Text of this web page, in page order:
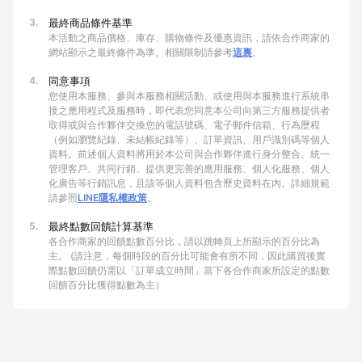
3. 最終商品條件基準
本活動之商品價格、庫存、購物條件及優惠資訊，請依合作商家的
網站顯示之最終條件為準。相關限制請參考這裏。
4. 同意事項
您使用本服務、參與本服務相關活動、或使用與本服務進行系統串
接之應用程式及服務時，即代表您同意本公司向第三方服務提供者
取得或與合作夥伴交換您的電話號碼、電子郵件信箱、行為歷程
（例如瀏覽紀錄、未結帳紀錄等）、訂單資訊、用戶識別碼等個人
資料。前述個人資料將用於本公司與合作夥伴進行身分整合、統一
管理客戶、共同行銷、提供更完善的應用服務、個人化服務、個人
化廣告等行銷訊息，且該等個人資料包含歷史資料在內。詳細規範
請參照LINE隱私權政策。
5. 最終點數回饋計算基準
各合作商家的回饋點數百分比，請以跳轉頁上所顯示的百分比為
主。 (請注意，每個時段的百分比可能會有所不同，因此購買後實
際點數回饋仍需以「訂單成立時間」當下各合作商家所設定的點數
回饋百分比獲得點數為主）